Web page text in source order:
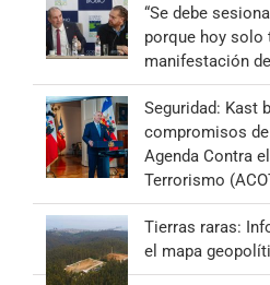
“Se debe
porque hoy solo
manifestación
Seguridad: Kast
compromisos
Agenda Contra
Terrorismo
Tierras raras:
el mapa